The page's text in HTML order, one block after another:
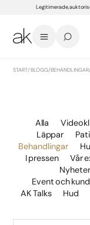
Legitimerade,
START/BLOGG/BEHANDLINGAR
Alla
Läppar
Behandlingar
I pressen
Vår
Nyheter
Event och
AK Talks
Hud